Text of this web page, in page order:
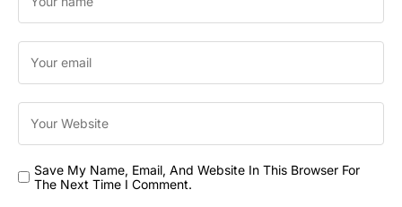
Save My Name, Email, And Website In This Browser For
The Next Time I Comment.